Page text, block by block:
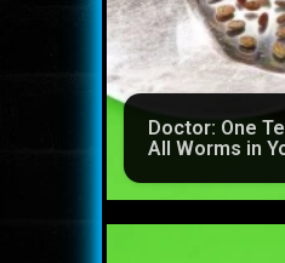
Doctor: One
All Worms in